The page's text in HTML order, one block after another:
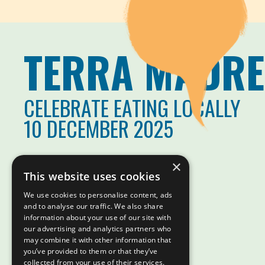
TERRA
CELEBRATE EATING LOCALLY
10 DECEMBER 2025
×
This website uses cookies
We use cookies to personalise content, ads
and to analyse our traffic. We also share
information about your use of our site with
our advertising and analytics partners who
may combine it with other information that
you’ve provided to them or that they’ve
collected from your use of their services.